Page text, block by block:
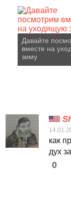
Давайте
вместе на
зиму
как
дух
0